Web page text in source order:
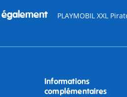
PLAYMOBIL XXL
Informations
complémentaires